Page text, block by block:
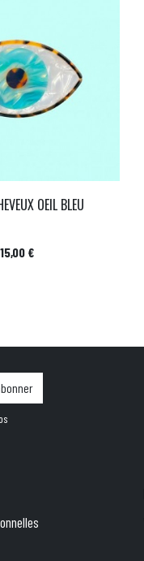
OEIL BLEU
Prix
15,00 €